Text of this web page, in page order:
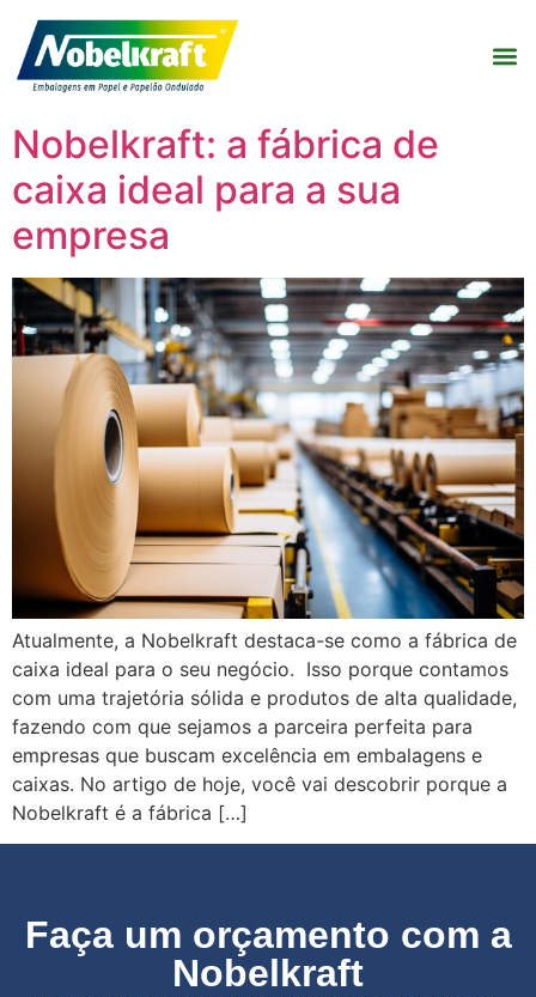
Nobelkraft: a fábrica de
caixa ideal para a sua
empresa
Atualmente, a Nobelkraft destaca-se como a fábrica de
caixa ideal para o seu negócio. Isso porque contamos
com uma trajetória sólida e produtos de alta qualidade,
fazendo com que sejamos a parceira perfeita para
empresas que buscam excelência em embalagens e
caixas. No artigo de hoje, você vai descobrir porque a
Nobelkraft é a fábrica […]
Faça um orçamento com a
Nobelkraft